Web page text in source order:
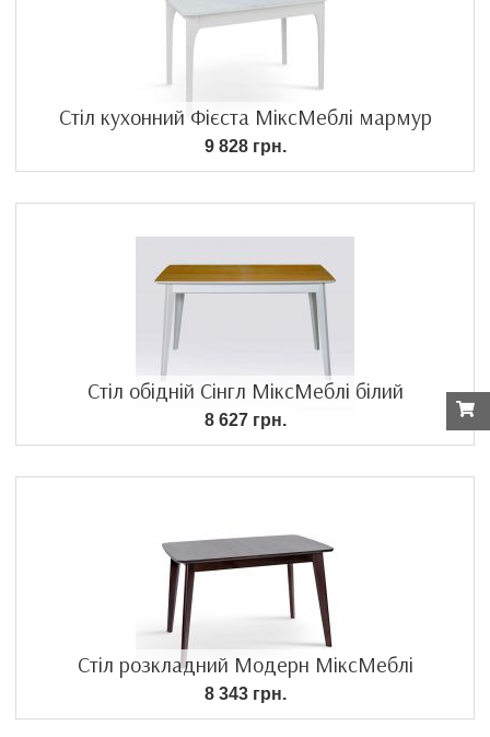
Стіл кухонний Фієста МіксМеблі мармур
9 828 грн.
Стіл обідній Сінгл МіксМеблі білий
8 627 грн.
Стіл розкладний Модерн МіксМеблі
8 343 грн.